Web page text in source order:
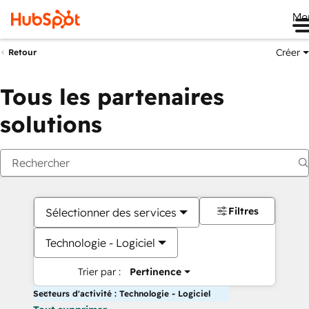
Retour Créer
Tous les partenaires
solutions
Sélectionner des services
Technologie - Logiciel
Trier par : Pertinence
Filtres
Secteurs d'activité : Technologie - Logiciel